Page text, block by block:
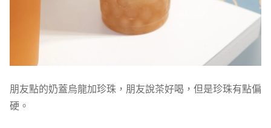
朋友點的奶蓋烏龍加珍珠，朋友說茶好喝，但是珍珠有點偏
硬。